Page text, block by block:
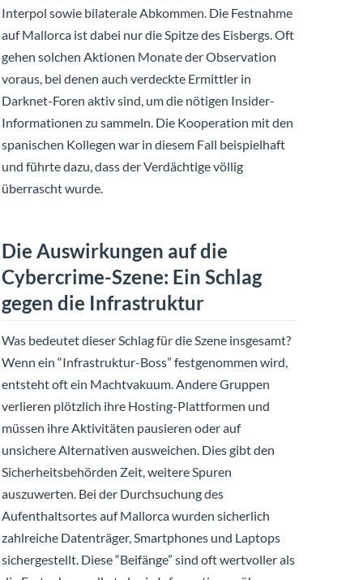
Interpol sowie bilaterale Abkommen. Die Festnahme
auf Mallorca ist dabei nur die Spitze des Eisbergs. Oft
gehen solchen Aktionen Monate der Observation
voraus, bei denen auch verdeckte Ermittler in
Darknet-Foren aktiv sind, um die nötigen Insider-
Informationen zu sammeln. Die Kooperation mit den
spanischen Kollegen war in diesem Fall beispielhaft
und führte dazu, dass der Verdächtige völlig
überrascht wurde.
Die Auswirkungen auf die
Cybercrime-Szene: Ein Schlag
gegen die Infrastruktur
Was bedeutet dieser Schlag für die Szene insgesamt?
Wenn ein “Infrastruktur-Boss” festgenommen wird,
entsteht oft ein Machtvakuum. Andere Gruppen
verlieren plötzlich ihre Hosting-Plattformen und
müssen ihre Aktivitäten pausieren oder auf
unsichere Alternativen ausweichen. Dies gibt den
Sicherheitsbehörden Zeit, weitere Spuren
auszuwerten. Bei der Durchsuchung des
Aufenthaltsortes auf Mallorca wurden sicherlich
zahlreiche Datenträger, Smartphones und Laptops
sichergestellt. Diese “Beifänge” sind oft wertvoller als